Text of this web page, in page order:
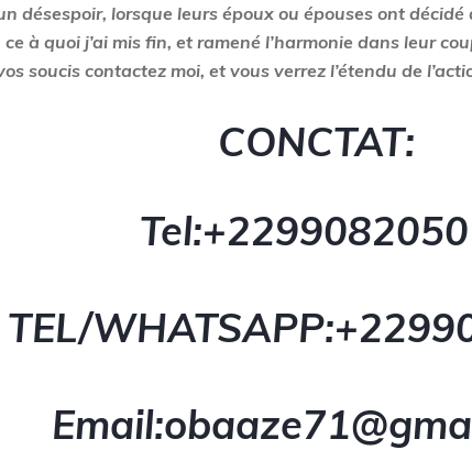
désespoir, lorsque leurs époux ou épouses ont
à quoi j’ai mis fin, et ramené l’harmonie dans leur
soucis contactez moi, et vous verrez l’étendu de
CONCTAT:
Tel:+229
TEL/WHATSAPP:+229